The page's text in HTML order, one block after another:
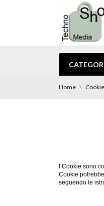
Home
I Cookie sono
Cookie
seguendo le